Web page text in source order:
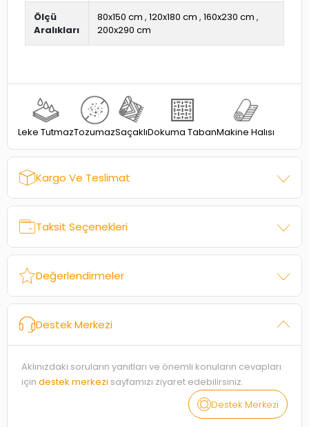
Ölçü
Aralıkları
80x150 cm , 120x180 cm , 160x230 cm ,
200x290 cm
Leke TutmazTozumazSaçaklıDokuma TabanMakine Halısı
Kargo Ve Teslimat
Taksit Seçenekleri
Değerlendirmeler
Destek Merkezi
Aklınızdaki soruların yanıtları ve önemli konuların cevapları
için destek merkezi sayfamızı ziyaret edebilirsiniz.
Destek Merkezi